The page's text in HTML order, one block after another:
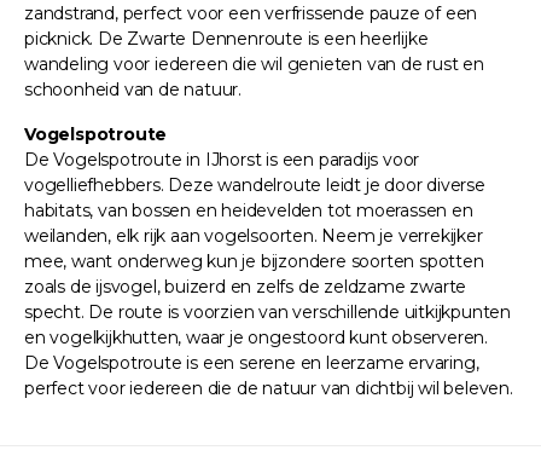
zandstrand, perfect voor een verfrissende pauze of een
picknick. De Zwarte Dennenroute is een heerlijke
wandeling voor iedereen die wil genieten van de rust en
schoonheid van de natuur.
Vogelspotroute
De Vogelspotroute in IJhorst is een paradijs voor
vogelliefhebbers. Deze wandelroute leidt je door diverse
habitats, van bossen en heidevelden tot moerassen en
weilanden, elk rijk aan vogelsoorten. Neem je verrekijker
mee, want onderweg kun je bijzondere soorten spotten
zoals de ijsvogel, buizerd en zelfs de zeldzame zwarte
specht. De route is voorzien van verschillende uitkijkpunten
en vogelkijkhutten, waar je ongestoord kunt observeren.
De Vogelspotroute is een serene en leerzame ervaring,
perfect voor iedereen die de natuur van dichtbij wil beleven.